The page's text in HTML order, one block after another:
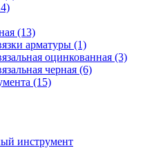
(13)
арматуры (1)
оцинкованная (3)
черная (6)
(15)
инструмент